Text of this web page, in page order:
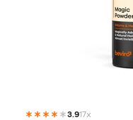
3.917x